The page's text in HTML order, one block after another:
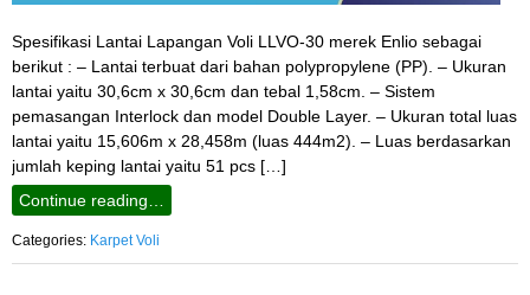
Spesifikasi Lantai Lapangan Voli LLVO-30 merek Enlio sebagai
berikut : – Lantai terbuat dari bahan polypropylene (PP). – Ukuran
lantai yaitu 30,6cm x 30,6cm dan tebal 1,58cm. – Sistem
pemasangan Interlock dan model Double Layer. – Ukuran total luas
lantai yaitu 15,606m x 28,458m (luas 444m2). – Luas berdasarkan
jumlah keping lantai yaitu 51 pcs […]
Continue reading…
Categories: Karpet Voli